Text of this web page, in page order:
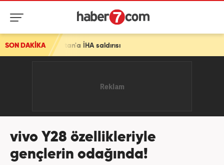
SON DAKİKA
İHA saldırısı
vivo Y28 özellikleriyle
gençlerin odağında!